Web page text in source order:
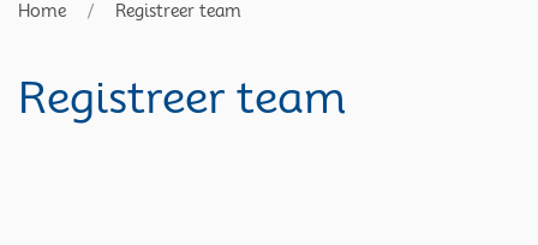
Home Registreer team
Registreer team